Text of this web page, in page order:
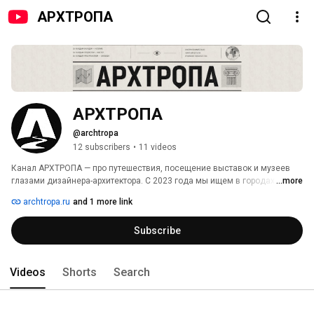
АРХТРОПА
АРХТРОПА
@archtropa
12 subscribers • 11 videos
Канал АРХТРОПА — про путешествия, посещение выставок и музеев
глазами дизайнера-архитектора. С 2023 года мы ищем в городах не
историю, за каждым предметом — мастера, за каждым пространством
— замысел. Вдохновляемся, чтобы привозить лучшее в свои проекты.
...more
archtropa.ru and 1 more link
Subscribe
Videos Shorts Search